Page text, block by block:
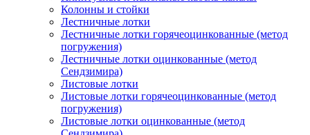
Колонны и стойки
Лестничные лотки
Лестничные лотки горячеоцинкованные (метод
погружения)
Лестничные лотки оцинкованные (метод
Сендзимира)
Листовые лотки
Листовые лотки горячеоцинкованные (метод
погружения)
Листовые лотки оцинкованные (метод